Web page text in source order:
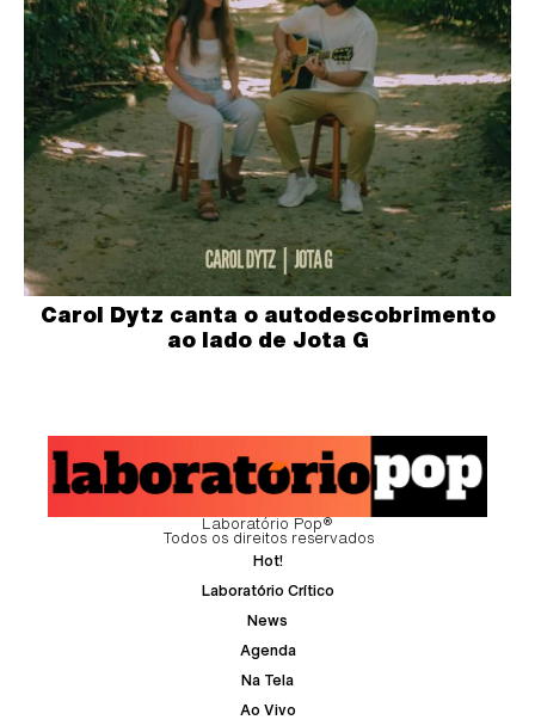
Carol Dytz canta o autodescobrimento
ao lado de Jota G
Laboratório Pop®
Todos os direitos reservados
Hot!
Laboratório Crítico
News
Agenda
Na Tela
Ao Vivo